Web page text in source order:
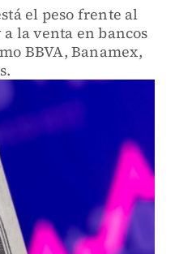
el peso frente al
la venta en bancos
BBVA, Banamex,